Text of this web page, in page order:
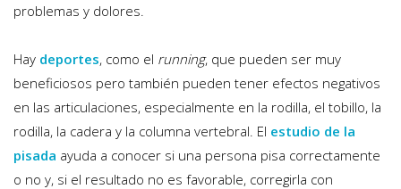
problemas y dolores.
Hay deportes, como el running, que pueden ser muy
beneficiosos pero también pueden tener efectos negativos
en las articulaciones, especialmente en la rodilla, el tobillo, la
rodilla, la cadera y la columna vertebral. El estudio de la
pisada ayuda a conocer si una persona pisa correctamente
o no y, si el resultado no es favorable, corregirla con